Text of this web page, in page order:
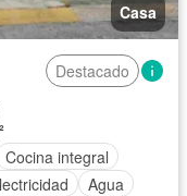
Casa
Destacado
Cocina integral
Agua